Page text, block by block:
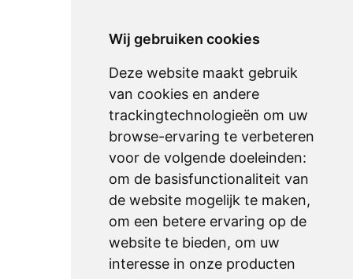
Wij gebruiken cookies
Deze website maakt gebruik
van cookies en andere
trackingtechnologieën om uw
browse-ervaring te verbeteren
voor de volgende doeleinden:
om de basisfunctionaliteit van
de website mogelijk te maken,
om een betere ervaring op de
website te bieden, om uw
interesse in onze producten
Metaalconstructies
Ondersteuning
onderhoud
downloads
technische fiches
Sitemap
home